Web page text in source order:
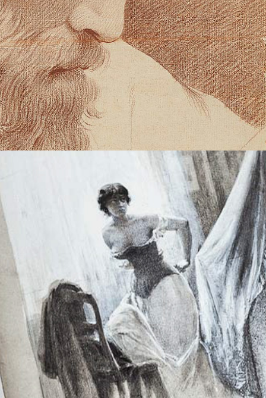
TRÉSORS DE L’OMBRE
LE TEMPS DES COLLECTIONS